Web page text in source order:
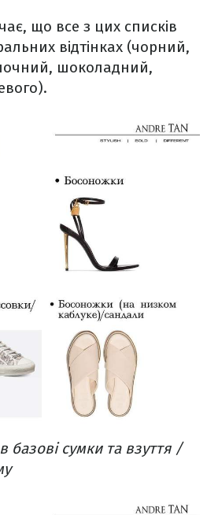
що все з цих списків
відтінках (чорний,
шоколадний,
базові сумки та взуття /